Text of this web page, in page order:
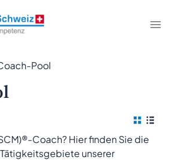
Pool
Coach? Hier finden Sie die
unserer